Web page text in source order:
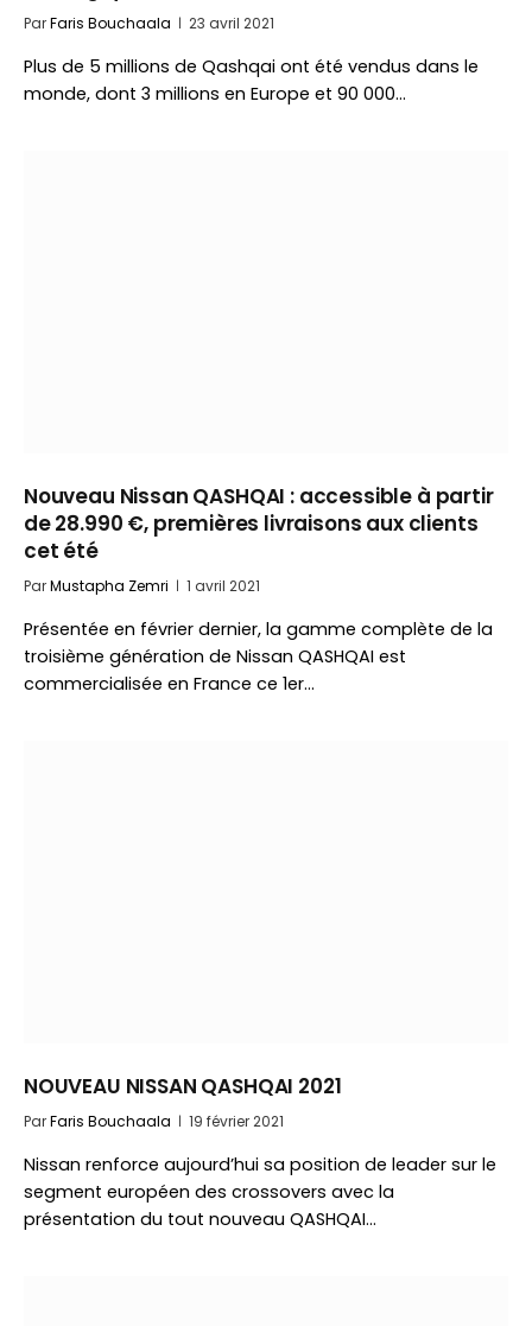
ParFaris Bouchaala 23 avril 2021
Plus de 5 millions de Qashqai ont été vendus dans le
monde, dont 3 millions en Europe et 90 000…
Nouveau Nissan QASHQAI : accessible à partir
de 28.990 €, premières livraisons aux clients
cet été
ParMustapha Zemri 1 avril 2021
Présentée en février dernier, la gamme complète de la
troisième génération de Nissan QASHQAI est
commercialisée en France ce 1er…
NOUVEAU NISSAN QASHQAI 2021
ParFaris Bouchaala 19 février 2021
Nissan renforce aujourd’hui sa position de leader sur le
segment européen des crossovers avec la
présentation du tout nouveau QASHQAI…